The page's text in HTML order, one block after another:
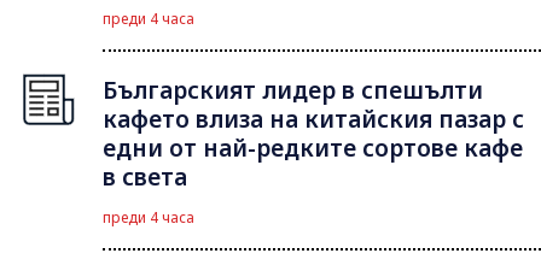
преди 4 часа
Българският лидер в спешълти
кафето влиза на китайския пазар с
едни от най-редките сортове кафе
в света
преди 4 часа